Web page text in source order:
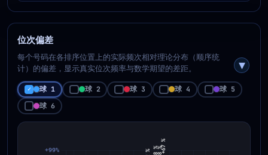
位次偏差
每个号码在各排序位置上的实际频次相对理论分布（顺序统
计）的偏差，显示真实位次频率与数学期望的差距。
球 1 球 2 球 3 球 4
球 5
球 6